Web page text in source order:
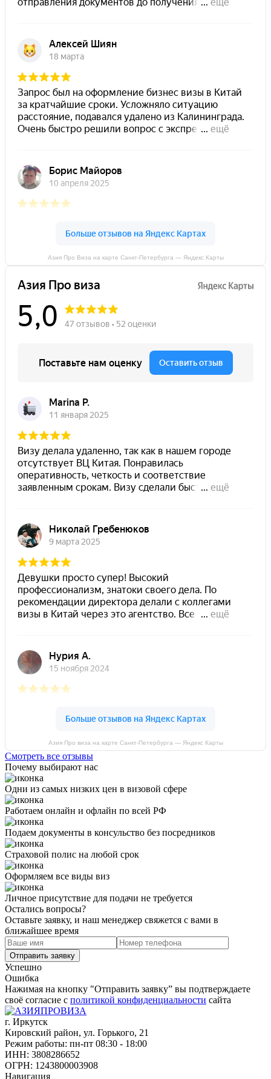
Азия Про Виза на карте Санкт-Петербурга — Яндекс Карты
Азия Про виза на карте Санкт-Петербурга — Яндекс Карты
Смотреть все отзывы
Почему выбирают нас
Одни из самых низких цен в визовой сфере
Работаем онлайн и офлайн по всей РФ
Подаем документы в консульство без посредников
Страховой полис на любой срок
Оформляем все виды виз
Личное присутствие для подачи не требуется
Остались вопросы?
Оставьте заявку, и наш менеджер свяжется с вами в
ближайшее время
Успешно
Ошибка
Нажимая на кнопку "Отправить заявку” вы подтверждаете
своё согласие с политикой конфиденциальности сайта
г. Иркутск
Кировский район, ул. Горького, 21
Режим работы: пн-пт 08:30 - 18:00
ИНН: 3808286652
ОГРН: 1243800003908
Навигация